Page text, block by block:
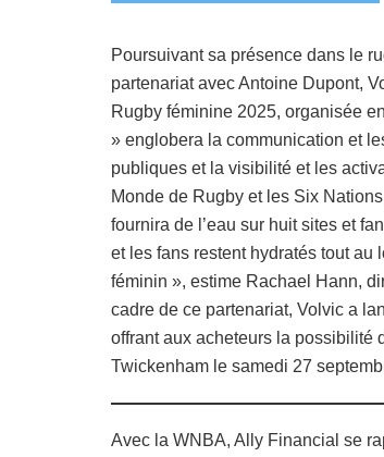
Poursuivant sa présence dans le
partenariat avec Antoine Dupont,
Rugby féminine 2025, organisée
» englobera la communication et
publiques et la visibilité et les
Monde de Rugby et les Six
fournira de l’eau sur huit sites et
et les fans restent hydratés tout au
féminin », estime Rachael Hann,
cadre de ce partenariat, Volvic a
offrant aux acheteurs la possibilité
Twickenham le samedi 27
Avec la WNBA, Ally Financial se